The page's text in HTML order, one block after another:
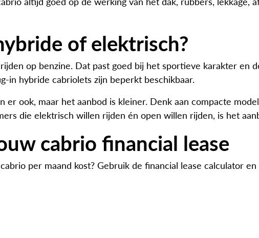
of elektrisch?
op benzine. Dat past goed bij het sportieve karakter en
in hybride cabriolets zijn beperkt beschikbaar.
er ook, maar het aanbod is kleiner. Denk aan compacte
die elektrisch willen rijden én open willen rijden, is het
cabrio financial lease
per maand kost? Gebruik de financial lease calculator